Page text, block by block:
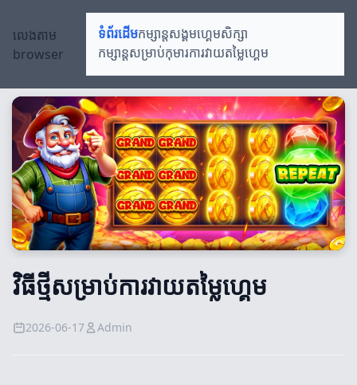
លេងតាម
browser
ទំព័រដើមកម្សាន្តសង្គមហ្គេមសិក្សា
កម្សាន្តសម្រាប់កុមារការវាយតម្លៃហ្គេម
វិធីថ្មីសម្រាប់ការវាយតម្លៃហ្គេម
2026-06-17 Admin